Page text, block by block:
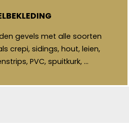
gevels met alle soorten
crepi, sidings, hout, leien,
PVC, spuitkurk, …